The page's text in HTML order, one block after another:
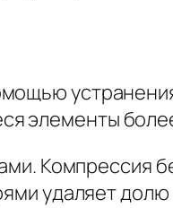
элементы
Компрессия
удаляет